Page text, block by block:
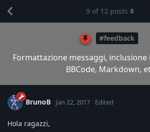
#feedback
Formattazione messaggi,
BBCode, Markdown,
9 of 12 posts
BrunoB Jan 22, 2017 Edited
Hola ragazzi,